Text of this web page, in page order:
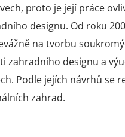
proto je její práce
designu. Od roku
na tvorbu
zahradního designu a
Podle jejích návrhů se
zahrad.